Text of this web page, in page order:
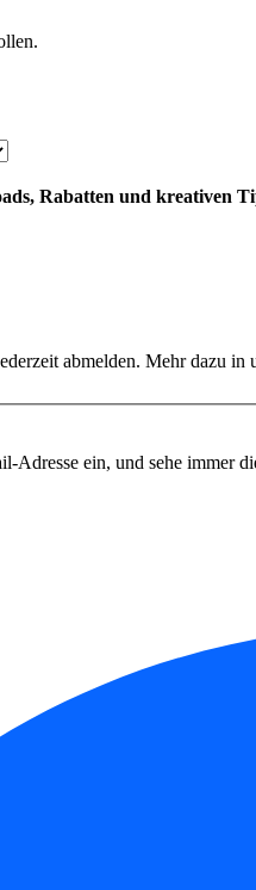
Rabatten und kreativen
abmelden. Mehr dazu in
Adresse ein, und sehe immer